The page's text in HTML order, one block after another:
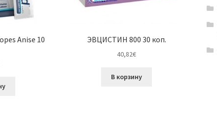
Anise 10
ЭВЦИСТИН 800 30 коп.
40,82€
В корзину